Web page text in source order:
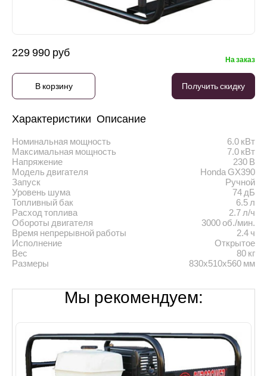
229 990 руб
На заказ
В корзину Получить скидку
Характеристики Описание
Номинальная мощность
6.0 кВт
Максимальная мощность
7.0 кВт
Напряжение
230 В
Модель двигателя
Honda GX390
Запуск
Ручной
Уровень шума
74 дБ
Топливный бак
6.5 л
Расход топлива
2.7 л/ч
Обороты двигателя
3000 об./мин.
Время непрерывной работы
2.4 ч
Исполнение
Открытое
Вес
80 кг
Размеры
830x510x560 мм
Мы рекомендуем: